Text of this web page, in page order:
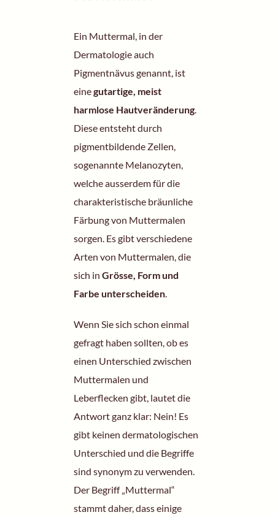
Ein Muttermal, in der
Dermatologieauch
Pigmentnävus genannt, ist
einegutartige, meist
harmlose Hautveränderung.
Diese entsteht durch
pigmentbildende Zellen,
sogenannte Melanozyten,
welche ausserdem für die
charakteristische bräunliche
Färbung von Muttermalen
sorgen. Es gibt verschiedene
Arten von Muttermalen, die
sich in Grösse, Form und
Farbe unterscheiden.
Wenn Sie sich schon einmal
gefragt haben sollten, ob es
einen Unterschied zwischen
Muttermalen und
Leberflecken gibt, lautet die
Antwort ganz klar: Nein! Es
gibt keinen dermatologischen
Unterschied und die Begriffe
sind synonym zu verwenden.
Der Begriff „Muttermal“
stammt daher, dass einige